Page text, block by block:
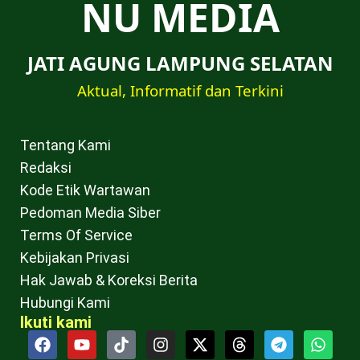
NU MEDIA
JATI AGUNG LAMPUNG SELATAN
Aktual, Informatif dan Terkini
Tentang Kami
Redaksi
Kode Etik Wartawan
Pedoman Media Siber
Terms Of Service
Kebijakan Privasi
Hak Jawab & Koreksi Berita
Hubungi Kami
Ikuti kami